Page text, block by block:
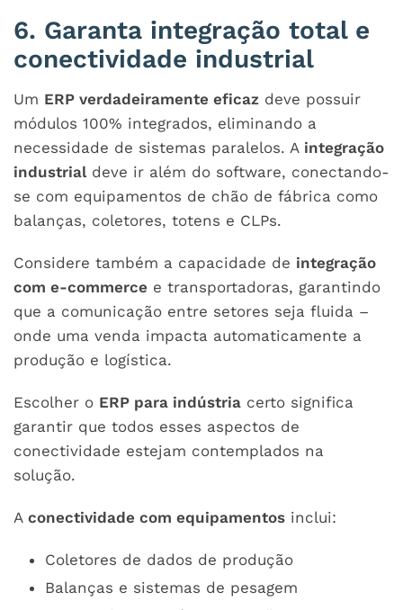
6. Garanta integração total e
conectividade industrial
Um ERP verdadeiramente eficaz deve possuir
módulos 100% integrados, eliminando a
necessidade de sistemas paralelos. A integração
industrialdeve ir além do software, conectando-
se com equipamentos de chão de fábrica como
balanças, coletores, totens e CLPs.
Considere também a capacidade de integração
com e-commerce e transportadoras, garantindo
que a comunicação entre setores seja fluida –
onde uma venda impacta automaticamente a
produção e logística.
Escolher o ERP para indústria certo significa
garantir que todos esses aspectos de
conectividade estejam contemplados na
solução.
A conectividade com equipamentos inclui:
Coletores de dados de produção
Balanças e sistemas de pesagem